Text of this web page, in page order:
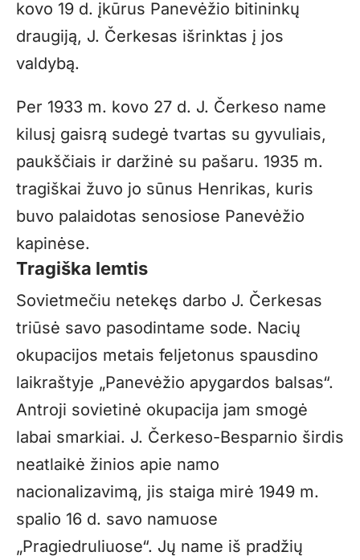
kovo 19 d. įkūrus Panevėžio bitininkų
draugiją, J. Čerkesas išrinktas į jos
valdybą.
Per 1933 m. kovo 27 d. J. Čerkeso name
kilusį gaisrą sudegė tvartas su gyvuliais,
paukščiais ir daržinė su pašaru. 1935 m.
tragiškai žuvo jo sūnus Henrikas, kuris
buvo palaidotas senosiose Panevėžio
kapinėse.
Tragiška lemtis
Sovietmečiu netekęs darbo J. Čerkesas
triūsė savo pasodintame sode. Nacių
okupacijos metais feljetonus spausdino
laikraštyje „Panevėžio apygardos balsas“.
Antroji sovietinė okupacija jam smogė
labai smarkiai. J. Čerkeso-Besparnio širdis
neatlaikė žinios apie namo
nacionalizavimą, jis staiga mirė 1949 m.
spalio 16 d. savo namuose
„Pragiedruliuose“. Jų name iš pradžių